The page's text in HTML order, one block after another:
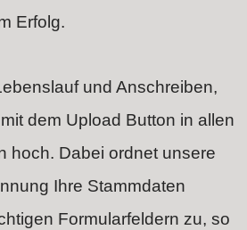
Erfolg.
und Anschreiben,
dem Upload Button in allen
hoch. Dabei ordnet unsere
Ihre Stammdaten
Formularfeldern zu, so